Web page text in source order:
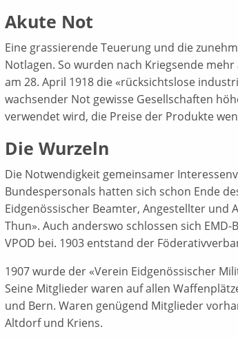
Akute Not
Eine grassierende Teuerung und die
Notlagen. So wurden nach Kriegsende
am 28. April 1918 die «rücksichtslose
wachsender Not gewisse Gesellschaften
verwendet wird, die Preise der Produkte
Die Wurzeln
Die Notwendigkeit gemeinsamer
Bundespersonals hatten sich schon Ende
Eidgenössischer Beamter, Angestellter und
Thun». Auch anderswo schlossen sich
VPOD bei. 1903 entstand der
1907 wurde der «Verein Eidgenössischer
Seine Mitglieder waren auf allen
und Bern. Waren genügend Mitglieder
Altdorf und Kriens.